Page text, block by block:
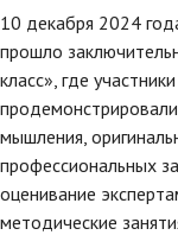
10 декабря 2024
прошло
класс», где
мышления,
профессиональных
оценивание
методические